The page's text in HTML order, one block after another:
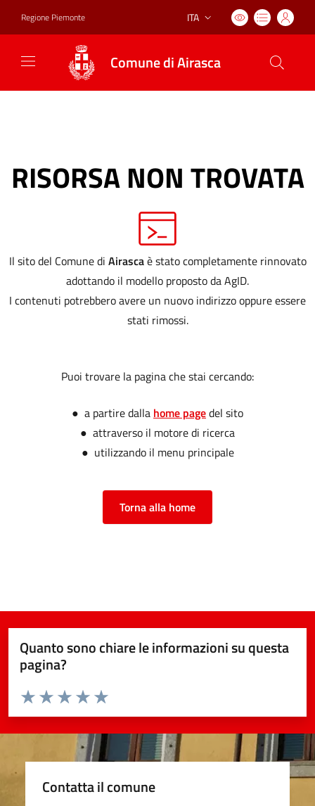
Regione Piemonte Lingua attiva:
ITA
Comune di Airasca
RISORSA NON TROVATA
Il sito del Comune di Airascaè stato completamente rinnovato
adottando il modello proposto da AgID.
I contenuti potrebbero avere un nuovo indirizzo oppure essere
stati rimossi.
Puoi trovare la pagina che stai cercando:
● a partire dalla home pagedel sito
● attraverso il motore di ricerca
● utilizzando il menu principale
Torna alla home
Quanto sono chiare le informazioni su questa
pagina?
Valuta da 1 a 5 stelle la pagina
Valuta 5 stelle su 5
Valuta 4 stelle su 5
Valuta 3 stelle su 5
Valuta 2 stelle su 5
Valuta 1 stelle su 5
Contatta il comune